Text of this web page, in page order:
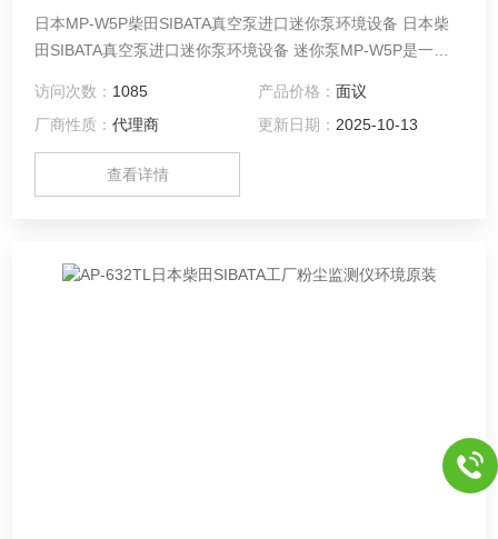
日本MP-W5P柴田SIBATA真空泵进口迷你泵环境设备 日本柴
田SIBATA真空泵进口迷你泵环境设备 迷你泵MP-W5P是一款
成流量测量功能。可在0.050～5.00L/min的宽流量范围内使
用。
访问次数： 1085 产品价格： 面议
厂商性质：代理商 更新日期： 2025-10-13
查看详情